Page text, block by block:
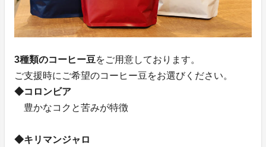
3種類のコーヒー豆をご用意しております。
ご支援時にご希望のコーヒー豆をお選びください。
◆コロンビア
豊かなコクと苦みが特徴
◆キリマンジャロ